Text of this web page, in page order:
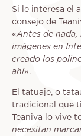
Si le interesa el
consejo de
«Antes de nada,
imágenes en
creado los
ahí».
El tatuaje, o
tradicional que
Teaniva lo vive
necesitan